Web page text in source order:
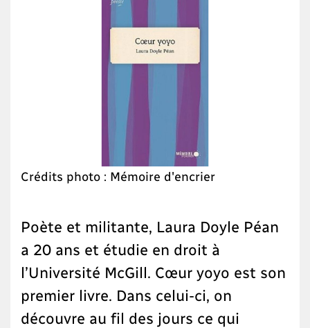
Crédits photo : Mémoire d'encrier
Poète et militante, Laura Doyle Péan
a 20 ans et étudie en droit à
l’Université McGill. Cœur yoyo est son
premier livre. Dans celui-ci, on
découvre au fil des jours ce qui